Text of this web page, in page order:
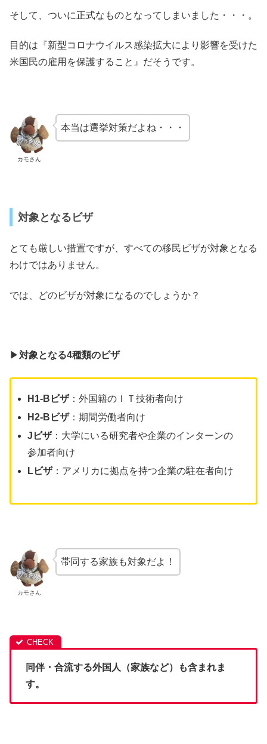
そして、ついに正式なものとなってしまいました・・・。
目的は『新型コロナウイルス感染拡大により影響を受けた
米国民の雇用を保護すること』だそうです。
カモさん
本当は選挙対策だよね・・・
対象となるビザ
とても厳しい措置ですが、すべての移民ビザが対象となる
わけではありません。
では、どのビザが対象になるのでしょうか？
▶︎対象となる4種類のビザ
H1-Bビザ：外国籍のＩＴ技術者向け
H2-Bビザ：期間労働者向け
Jビザ：大学にいる研究者や企業のインターンの
参加者向け
Lビザ：アメリカに拠点を持つ企業の駐在者向け
カモさん
帯同する家族も対象だよ！
同伴・合流する外国人（家族など）も含まれま
す。